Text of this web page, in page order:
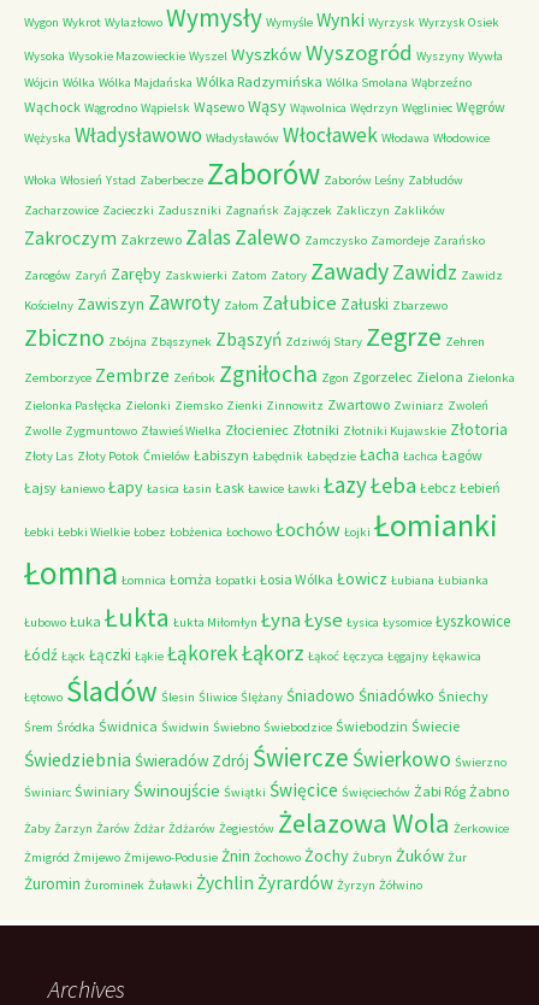
Wygon Wykrot Wylazłowo Wymysły Wymyśle Wynki Wyrzysk Wyrzysk Osiek
Wysoka Wysokie Mazowieckie Wyszel WyszkówWyszogród Wyszyny Wywła
Wójcin Wólka Wólka Majdańska Wólka Radzymińska Wólka Smolana Wąbrzeźno
Wąchock Wągrodno Wąpielsk Wąsewo Wąsy Wąwolnica Wędrzyn Węgliniec Węgrów
Wężyska Władysławowo Władysławów Włocławek Włodawa Włodowice
Włoka Włosień Ystad Zaberbecze Zaborów Zaborów Leśny Zabłudów
Zacharzowice Zacieczki Zaduszniki Zagnańsk Zajączek Zakliczyn Zaklików
Zakroczym Zakrzewo ZalasZalewo Zamczysko Zamordeje Zarańsko
Zarogów Zaryń Zaręby Zaskwierki Zatom Zatory ZawadyZawidz Zawidz
Kościelny Zawiszyn Zawroty Załom Załubice Załuski Zbarzewo
Zbiczno Zbójna Zbąszynek Zbąszyń Zdziwój Stary Zegrze Zehren
Zemborzyce Zembrze Zeńbok Zgniłocha Zgon Zgorzelec Zielona Zielonka
Zielonka Pasłęcka Zielonki Ziemsko Zienki Zinnowitz Zwartowo Zwiniarz Zwoleń
Zwolle Zygmuntowo Zławieś Wielka Złocieniec Złotniki Złotniki Kujawskie Złotoria
Złoty Las Złoty Potok Ćmielów Łabiszyn Łabędnik Łabędzie Łacha Łachca Łagów
Łajsy Łaniewo Łapy Łasica Łasin Łask Ławice Ławki ŁazyŁeba Łebcz Łebień
Łebki Łebki Wielkie Łobez Łobżenica Łochowo Łochów Łojki Łomianki
Łomna Łomnica Łomża Łopatki Łosia Wólka Łowicz Łubiana Łubianka
Łubowo Łuka Łukta Łukta Miłomłyn ŁynaŁyse Łysica Łysomice Łyszkowice
Łódź Łąck Łączki Łąkie ŁąkorekŁąkorz Łąkoć Łęczyca Łęgajny Łękawica
Łętowo Śladów Ślesin Śliwice Ślężany Śniadowo Śniadówko Śniechy
Śrem Śródka Świdnica Świdwin Świebno Świebodzice Świebodzin Świecie
Świedziebnia Świeradów Zdrój Świercze Świerkowo Świerzno
Świniarc Świniary Świnoujście Świątki Święcice Święciechów Żabi Róg Żabno
Żaby Żarzyn Żarów Żdżar Żdżarów Żegiestów Żelazowa Wola Żerkowice
Żmigród Żmijewo Żmijewo-Podusie Żnin Żochowo Żochy Żubryn Żuków Żur
Żuromin Żurominek Żuławki Żychlin Żyrardów Żyrzyn Żółwino
Archives